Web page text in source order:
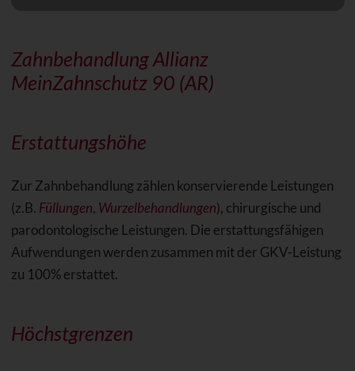
Zahnbehandlung Allianz
MeinZahnschutz 90 (AR)
Erstattungshöhe
Zur Zahnbehandlung zählen konservierende Leistungen
(z.B. Füllungen, Wurzelbehandlungen), chirurgische und
parodontologische Leistungen. Die erstattungsfähigen
Aufwendungen werden zusammen mit der GKV-Leistung
zu 100% erstattet.
Höchstgrenzen